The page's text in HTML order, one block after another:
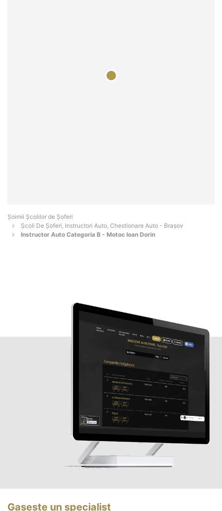
Şoimii Școlilor de Șoferi
Școli De Șoferi, Instructori Auto, Chestionare Auto - Braşov
Instructor Auto Categoria B - Motoc Ioan Dorin
Gasește un specialist